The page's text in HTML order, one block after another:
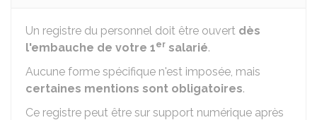
Un registre du personnel doit être ouvert dès
l'embauche de votre 1er salarié.
Aucune forme spécifique n'est imposée, mais
certaines mentions sont obligatoires.
Ce registre peut être sur support numérique après